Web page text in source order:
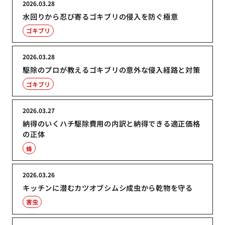
水回りから忍び寄るゴキブリの侵入を防ぐ極意
2026.03.28
ゴキブリ
駆除のプロが教えるゴキブリの意外な侵入経路と対策
2026.03.28
ゴキブリ
納得のいくハチ駆除費用の内訳と納得できる適正価格
の正体
2026.03.27
蜂
キッチンに潜むカツオブシムシ成虫から乾物を守る
2026.03.26
害虫